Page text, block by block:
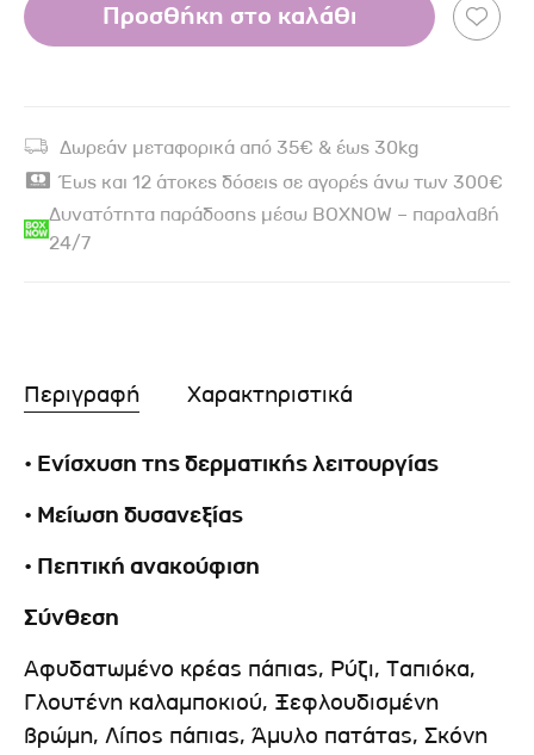
Προσθήκη στο καλάθι
Δωρεάν μεταφορικά από 35€ & έως 30kg
Έως και 12 άτοκες δόσεις σε αγορές άνω των 300€
Δυνατότητα παράδοσης μέσω BOXNOW – παραλαβή
24/7
Περιγραφή Χαρακτηριστικά
• Ενίσχυση της δερματικής λειτουργίας
• Μείωση δυσανεξίας
• Πεπτική ανακούφιση
Σύνθεση
Αφυδατωμένο κρέας πάπιας, Ρύζι, Ταπιόκα,
Γλουτένη καλαμποκιού, Ξεφλουδισμένη
βρώμη, Λίπος πάπιας, Άμυλο πατάτας, Σκόνη